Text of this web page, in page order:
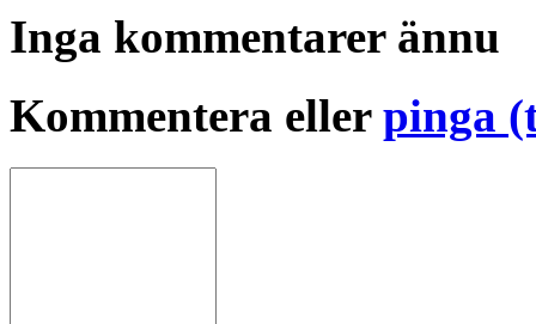
Inga kommentarer ännu
Kommentera eller pinga